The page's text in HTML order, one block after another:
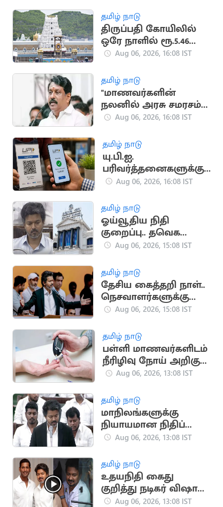
தமிழ் நாடு
திருப்பதி கோயிலில்
ஒரே நாளில் ரூ.5.46
கோடி காணிக்கை
Aug 06, 2026, 16:08 IST
தமிழ் நாடு
"மாணவர்களின்
நலனில் அரசு சமரசம்
செய்யக் கூடாது"..
Aug 06, 2026, 16:08 IST
தமிழ் நாடு
யு.பி.ஐ.
பரிவர்த்தனைகளுக்கு
மீண்டும் கட்டணம்?
Aug 06, 2026, 16:08 IST
தமிழ் நாடு
ஓய்வூதிய நிதி
குறைப்பு.. தவெக
அரசுக்கு தலைமைச்
கண்டனம்
Aug 06, 2026, 15:08 IST
தமிழ் நாடு
தேசிய கைத்தறி நாள்..
நெசவாளர்களுக்கு
முதலமைச்சர் விஜய்
Aug 06, 2026, 15:08 IST
தமிழ் நாடு
பள்ளி மாணவர்களிடம்
நீரிழிவு நோய் அறிகுறி
அதிகரிப்பு: அதிர்ச்சி
Aug 06, 2026, 13:08 IST
தமிழ் நாடு
மாநிலங்களுக்கு
நியாயமான நிதிப்
பகிர்வு.. நாளை
தனித் தீர்மானம்
Aug 06, 2026, 13:08 IST
தமிழ் நாடு
உதயநிதி கைது
குறித்து நடிகர் விஷால்
கருத்து
Aug 06, 2026, 13:08 IST